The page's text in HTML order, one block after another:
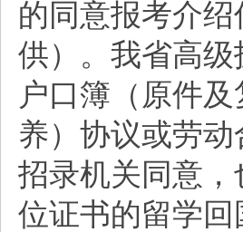
的同意报考介
供）。我省高
户口簿（原件
养）协议或劳
招录机关同意
位证书的留学